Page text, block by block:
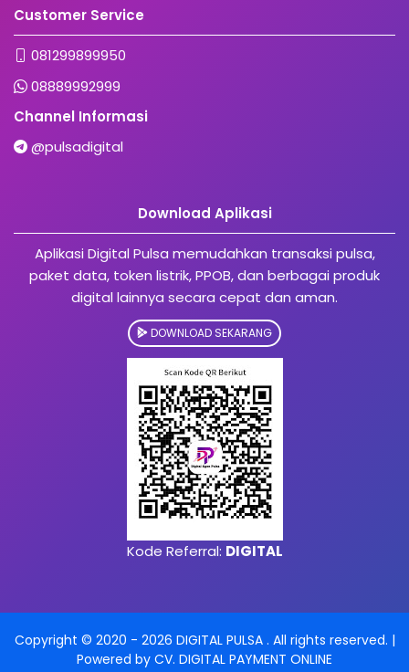
Customer Service
081299899950
08889992999
Channel Informasi
@pulsadigital
Download Aplikasi
Aplikasi Digital Pulsa memudahkan transaksi pulsa,
paket data, token listrik, PPOB, dan berbagai produk
digital lainnya secara cepat dan aman.
DOWNLOAD SEKARANG
Kode Referral: DIGITAL
Copyright © 2020 - 2026 DIGITAL PULSA . All rights reserved. |
Powered by CV. DIGITAL PAYMENT ONLINE